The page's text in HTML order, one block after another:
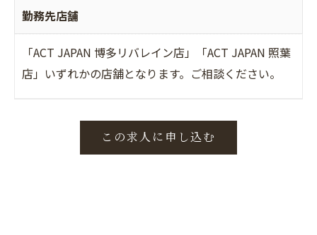
勤務先店舗
「ACT JAPAN 博多リバレイン店」「ACT JAPAN 照葉
店」いずれかの店舗となります。ご相談ください。
この求人に申し込む